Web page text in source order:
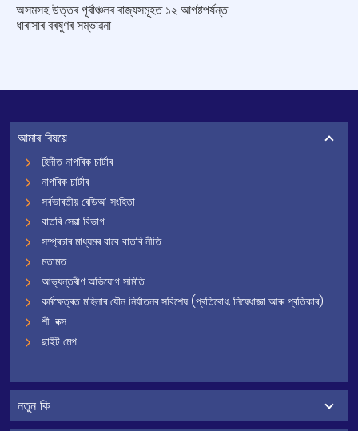
অসমসহ উত্তৰ পূৰ্বাঞ্চলৰ ৰাজ্যসমূহত ১২ আগষ্টপর্যন্ত
ধাৰাসাৰ বৰষুণৰ সম্ভাৱনা
আমাৰ বিষয়ে
হিন্দীত নাগৰিক চাৰ্টাৰ
নাগৰিক চাৰ্টাৰ
সৰ্বভাৰতীয় ৰেডিঅ’ সংহিতা
বাতৰি সেৱা বিভাগ
সম্প্ৰচাৰ মাধ্যমৰ বাবে বাতৰি নীতি
মতামত
আভ্যন্তৰীণ অভিযোগ সমিতি
কৰ্মক্ষেত্ৰত মহিলাৰ যৌন নিৰ্যাতনৰ সবিশেষ (প্ৰতিৰোধ, নিষেধাজ্ঞা আৰু প্ৰতিকাৰ)
শী-বক্স
ছাইট মেপ
নতুন কি